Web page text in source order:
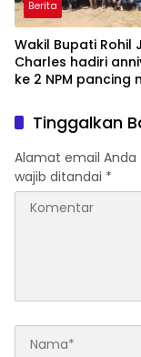
Berita
Wakil Bupati Rohil
Charles hadiri anniversary
ke 2 NPM pancing mania
diikuti 1154 peserta
berbagai wilayah
sumatera
Tinggalkan
Alamat email Anda
wajib ditandai *